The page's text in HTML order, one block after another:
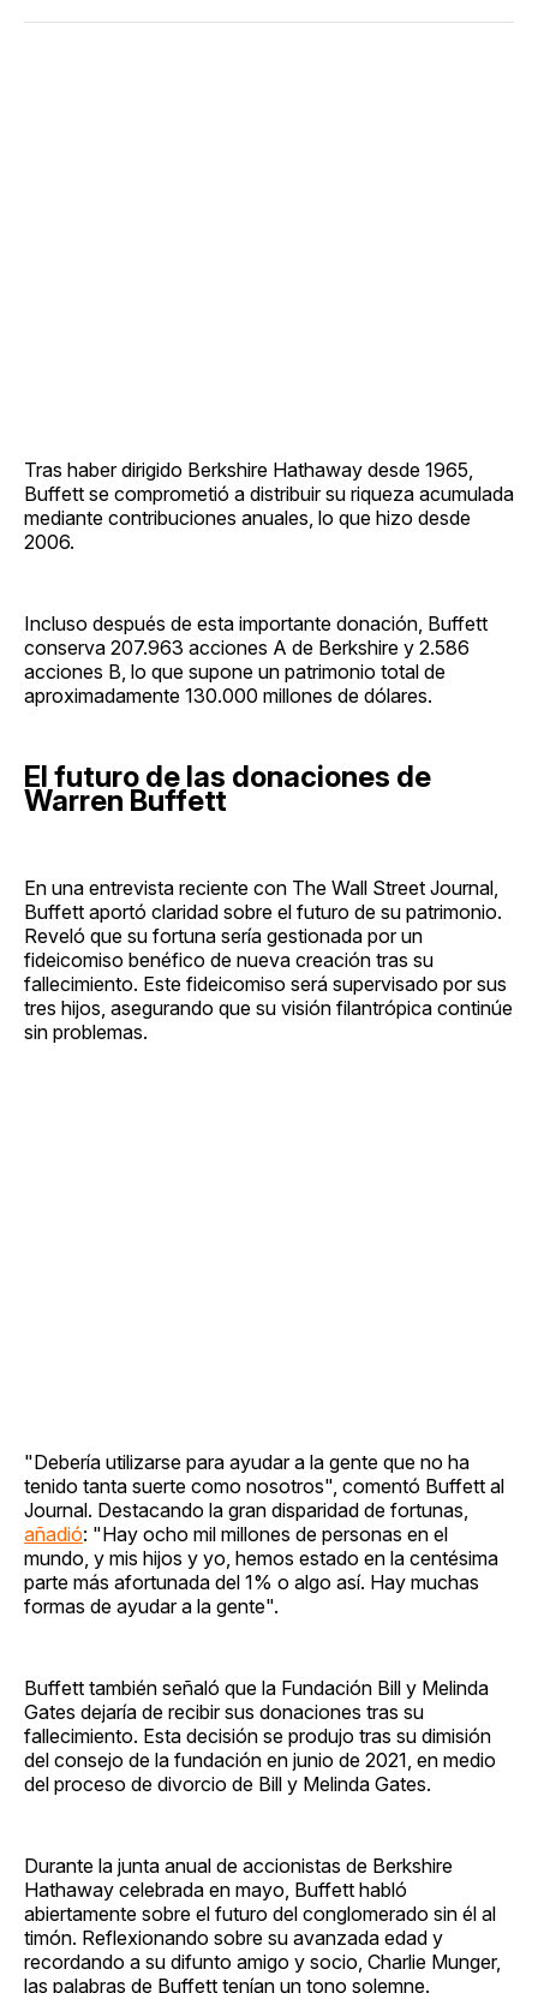
Tras haber dirigido Berkshire Hathaway desde 1965,
Buffett se comprometió a distribuir su riqueza acumulada
mediante contribuciones anuales, lo que hizo desde
2006.
Incluso después de esta importante donación, Buffett
conserva 207.963 acciones A de Berkshire y 2.586
acciones B, lo que supone un patrimonio total de
aproximadamente 130.000 millones de dólares.
El futuro de las donaciones de
Warren Buffett
En una entrevista reciente con The Wall Street Journal,
Buffett aportó claridad sobre el futuro de su patrimonio.
Reveló que su fortuna sería gestionada por un
fideicomiso benéfico de nueva creación tras su
fallecimiento. Este fideicomiso será supervisado por sus
tres hijos, asegurando que su visión filantrópica continúe
sin problemas.
"Debería utilizarse para ayudar a la gente que no ha
tenido tanta suerte como nosotros", comentó Buffett al
Journal. Destacando la gran disparidad de fortunas,
añadió: "Hay ocho mil millones de personas en el
mundo, y mis hijos y yo, hemos estado en la centésima
parte más afortunada del 1% o algo así. Hay muchas
formas de ayudar a la gente".
Buffett también señaló que la Fundación Bill y Melinda
Gates dejaría de recibir sus donaciones tras su
fallecimiento. Esta decisión se produjo tras su dimisión
del consejo de la fundación en junio de 2021, en medio
del proceso de divorcio de Bill y Melinda Gates.
Durante la junta anual de accionistas de Berkshire
Hathaway celebrada en mayo, Buffett habló
abiertamente sobre el futuro del conglomerado sin él al
timón. Reflexionando sobre su avanzada edad y
recordando a su difunto amigo y socio, Charlie Munger,
las palabras de Buffett tenían un tono solemne.